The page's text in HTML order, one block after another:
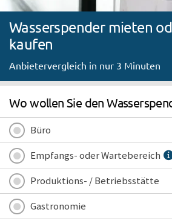
Wasserspender mieten
kaufen
Anbietervergleich in nur 3 Minuten
Wo wollen Sie den
Büro
Empfangs- oder Wartebereich
Produktions- / Betriebsstätte
Gastronomie